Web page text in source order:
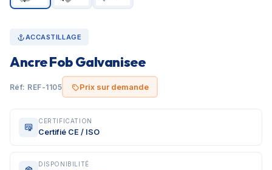
ACCASTILLAGE
Ancre Fob Galvanisee
Réf: REF-1105 Prix sur demande
CERTIFICATION
Certifié CE / ISO
DISPONIBILITÉ